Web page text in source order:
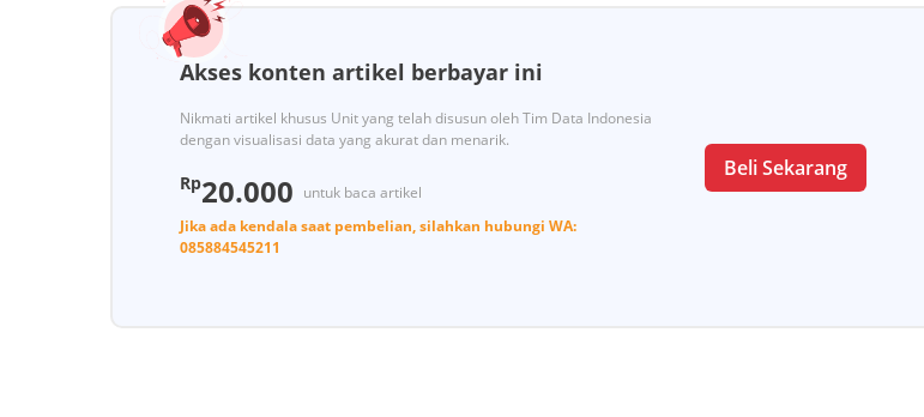
Akses konten artikel berbayar ini
Nikmati artikel khusus Unit yang telah disusun oleh Tim Data Indonesia
dengan visualisasi data yang akurat dan menarik.
Rp20.000 untuk baca artikel
Jika ada kendala saat pembelian, silahkan hubungi WA:
085884545211
Beli Sekarang